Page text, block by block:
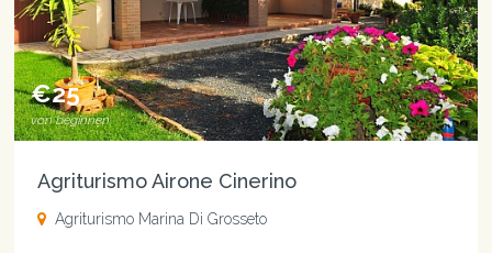
€25
von beginnen
Agriturismo Airone Cinerino
Agriturismo Marina Di Grosseto